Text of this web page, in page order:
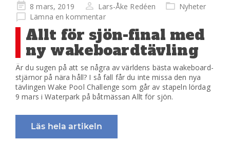
Publicerad
på
8 mars, 2019 Lars-Åke Redéen
Nyheter
Lämna en kommentar
Allt för sjön-final med
ny wakeboardtävling
Är du sugen på att se några av världens bästa wakeboard-
stjärnor på nära håll? I så fall får du inte missa den nya
tävlingen Wake Pool Challenge som går av stapeln lördag
9 mars i Waterpark på båtmässan Allt för sjön.
Läs hela artikeln